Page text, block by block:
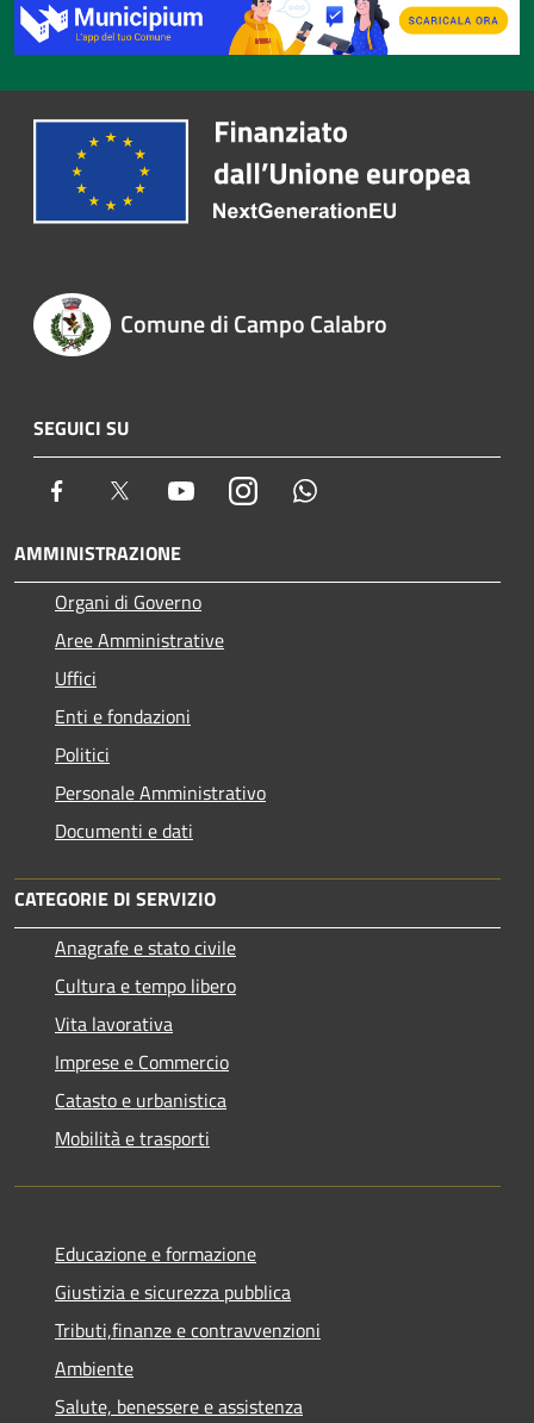
Comune di Campo Calabro
SEGUICI SU
Facebook Twitter YoutubeInstagram
AMMINISTRAZIONE
Organi di Governo
Aree Amministrative
Uffici
Enti e fondazioni
Politici
Personale Amministrativo
Documenti e dati
CATEGORIE DI SERVIZIO
Anagrafe e stato civile
Cultura e tempo libero
Vita lavorativa
Imprese e Commercio
Catasto e urbanistica
Mobilità e trasporti
Educazione e formazione
Giustizia e sicurezza pubblica
Tributi,finanze e contravvenzioni
Ambiente
Salute, benessere e assistenza